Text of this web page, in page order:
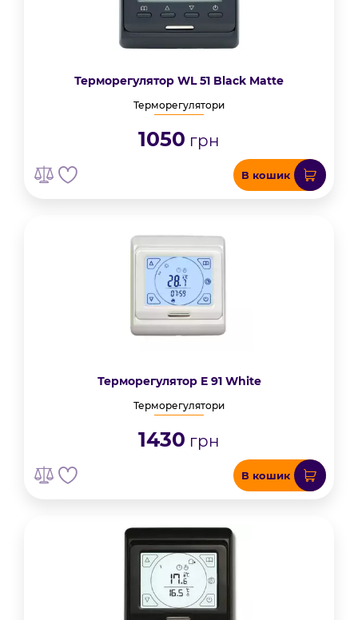
Терморегулятор WL 51 Black Matte
Терморегулятори
1050 грн
В кошик
Терморегулятор E 91 White
Терморегулятори
1430 грн
В кошик